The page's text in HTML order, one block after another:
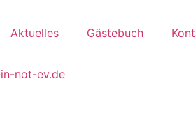
Aktuelles Gästebuch
not-ev.de